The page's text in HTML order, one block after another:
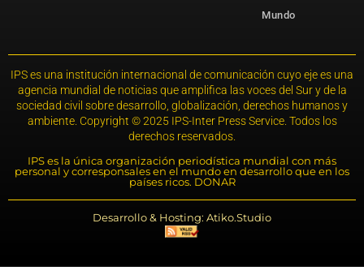
Mundo
IPS es una institución internacional de comunicación cuyo eje es una
agencia mundial de noticias que amplifica las voces del Sur y de la
sociedad civil sobre desarrollo, globalización, derechos humanos y
ambiente. Copyright © 2025 IPS-Inter Press Service. Todos los
derechos reservados.
IPS es la única organización periodística mundial con más
personal y corresponsales en el mundo en desarrollo que en los
países ricos. DONAR
Desarrollo & Hosting: Atiko.Studio